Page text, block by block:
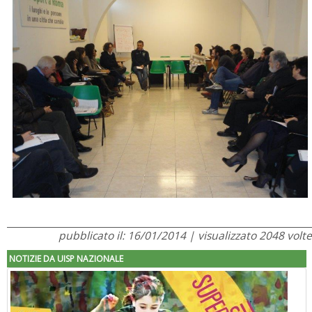
pubblicato il: 16/01/2014 | visualizzato 2048 volte
NOTIZIE DA UISP NAZIONALE